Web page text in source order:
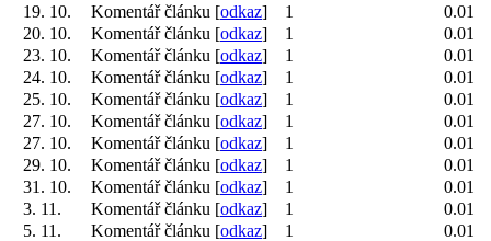
19. 10.
Komentář článku [odkaz] 1
0.01
20. 10.
Komentář článku [odkaz] 1
0.01
23. 10.
Komentář článku [odkaz] 1
0.01
24. 10.
Komentář článku [odkaz] 1
0.01
25. 10.
Komentář článku [odkaz] 1
0.01
27. 10.
Komentář článku [odkaz] 1
0.01
27. 10.
Komentář článku [odkaz] 1
0.01
29. 10.
Komentář článku [odkaz] 1
0.01
31. 10.
Komentář článku [odkaz] 1
0.01
3. 11.
Komentář článku [odkaz] 1
0.01
5. 11.
Komentář článku [odkaz] 1
0.01